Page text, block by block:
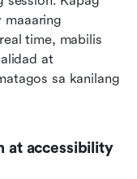
maaaring
time, mabilis
at
sa kanilang
at accessibility